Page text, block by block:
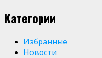
Категории
Избранные
Новости